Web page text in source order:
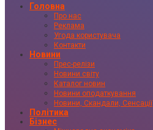
Головна
Про нас
Реклама
Угода користувача
Контакти
Новини
Прес-релізи
Новини світу
Каталог новин
Новини оподаткування
Новини, Скандали, Сенсації
Політика
Бізнес